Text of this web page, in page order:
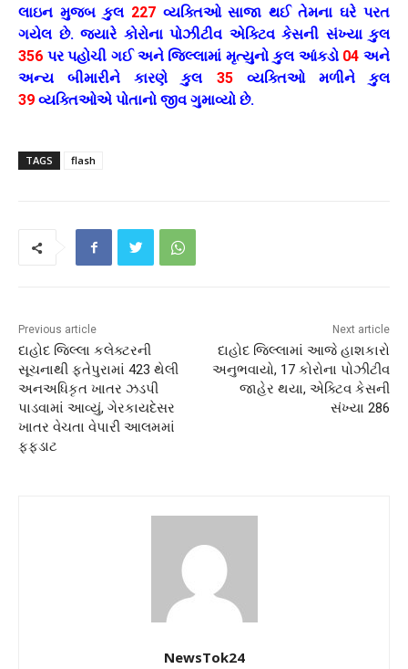
લાઇન મુજબ કુલ 227વ્યક્તિઓ સાજા થઈ તેમના ઘરે પરત
ગયેલ છે. જ્યારે કોરોના પોઝીટીવ એક્ટિવ કેસની સંખ્યા કુલ
356 પર પહોચી ગઈ અને જિલ્લામાં મૃત્યુનો કુલ આંકડો 04 અને
અન્ય બીમારીને કારણે કુલ 35વ્યક્તિઓ મળીને કુલ
39 વ્યક્તિઓએ પોતાનો જીવ ગુમાવ્યો છે.
TAGS flash
Previous article
દાહોદ જિલ્લા કલેક્ટરની
સૂચનાથી ફતેપુરામાં 423 થેલી
અનઅધિકૃત ખાતર ઝડપી
પાડવામાં આવ્યું, ગેરકાયદેસર
ખાતર વેચતા વેપારી આલમમાં
ફફડાટ
Next article
દાહોદ જિલ્લામાં આજે હાશકારો
અનુભવાયો, 17 કોરોના પોઝીટીવ
જાહેર થયા, એક્ટિવ કેસની
સંખ્યા 286
NewsTok24